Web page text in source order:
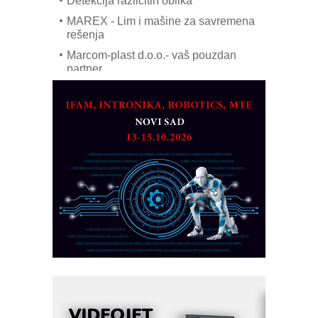
MAREX - Lim i mašine za savremena
rešenja
Marcom-plast d.o.o.- vaš pouzdan
partner
obradu!
Razvoj asortimanskog pravca MINI-
PLC AKYTEC
AUKOM: Svetski standard metrologije
dostupan u Srbiji
MOTOMAN – NEXT-Robotika vođena
veštačkom inteligencijom
I.SAFE MOBILE revolucioniše
industrijsku automatizaciju
pionirskimmobile operator PANEL-OM
KIP KOP – napredna rešenja za